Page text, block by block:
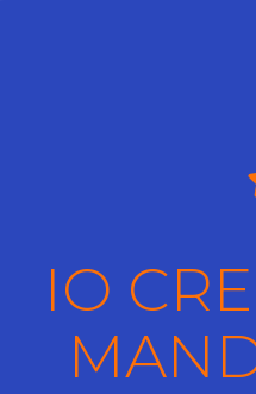
IO